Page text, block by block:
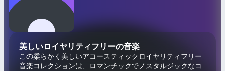
美しいロイヤリティフリーの音楽
この柔らかく美しいアコースティックロイヤリティフリー
音楽コレクションは、ロマンチックでノスタルジックなコ